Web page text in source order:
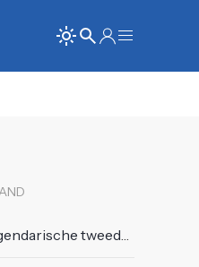
auditie bij Idols deed